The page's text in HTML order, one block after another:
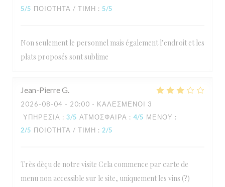
5/5 ΠΟΙΌΤΗΤΑ / ΤΙΜΉ : 5/5
Non seulement le personnel mais également l’endroit et les
plats proposés sont sublime
Jean-PierreG
2026-08-04 - 20:00 - ΚΑΛΕΣΜΈΝΟΙ 3
ΥΠΗΡΕΣΊΑ : 3/5 ΑΤΜΌΣΦΑΙΡΑ : 4/5 ΜΕΝΟΎ :
2/5 ΠΟΙΌΤΗΤΑ / ΤΙΜΉ : 2/5
Très dèçu de notre visite Cela commence par carte de
menu non accessible sur le site, uniquement les vins (?)